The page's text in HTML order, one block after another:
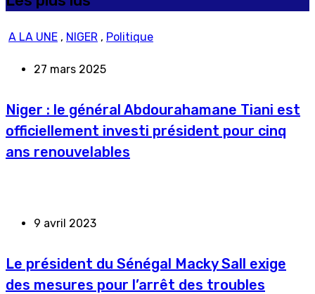
A LA UNE , NIGER , Politique
27 mars 2025
Niger : le général Abdourahamane Tiani est
officiellement investi président pour cinq
ans renouvelables
9 avril 2023
Le président du Sénégal Macky Sall exige
des mesures pour l’arrêt des troubles